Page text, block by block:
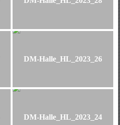
DM-Halle_HL_2023_26
DM-Halle_HL_2023_24